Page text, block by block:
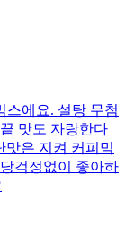
스에요. 설탕 무첨
맛도 자랑한다
맛은 지켜 커피믹
걱정없이 좋아하